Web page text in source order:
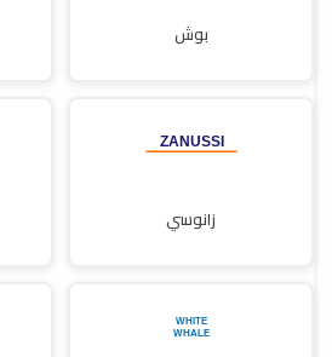
بوش
زانوسي